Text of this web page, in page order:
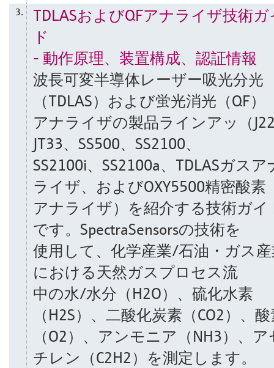
3.
TDLASおよびQFアナライザ技術ガ
ド
- 動作原理、装置構成、認証情報
波長可変半導体レーザー吸光分光
（TDLAS）および蛍光消光（QF）
アナライザの製品ラインアッ（
JT33、SS500、SS2100、
SS2100i、SS2100a、TDLASガスア
ライザ、およびOXY5500精密酸素
アナライザ）を紹介する技術ガイ
です。SpectraSensorsの技術を
使用して、化学産業/石油・ガス
における天然ガスプロセス流
中の水/水分（H2O）、硫化水素
（H2S）、二酸化炭素（CO2）、
（O2）、アンモニア（NH3）、ア
チレン（C2H2）を測定します。